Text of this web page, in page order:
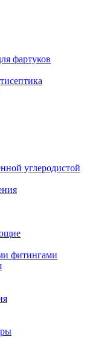
фартуков
углеродистой
фитингами